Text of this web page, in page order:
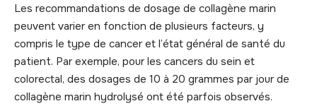
Les recommandations de dosage de collagène marin
peuvent varier en fonction de plusieurs facteurs, y
compris le type de cancer et l’état général de santé du
patient. Par exemple, pour les cancers du sein et
colorectal, des dosages de 10 à 20 grammes par jour de
collagène marin hydrolysé ont été parfois observés.